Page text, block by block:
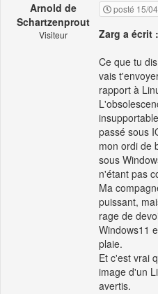
Arnold de
Schartzenprout
Visiteur
posté 15/
Zarg a écrit :
Ce que tu
vais
rapport à
passé sous
mon ordi de
sous
n'étant pas
Ma
puissant,
rage de
Windows11
plaie.
Et c'est vrai
image d'un
avertis.